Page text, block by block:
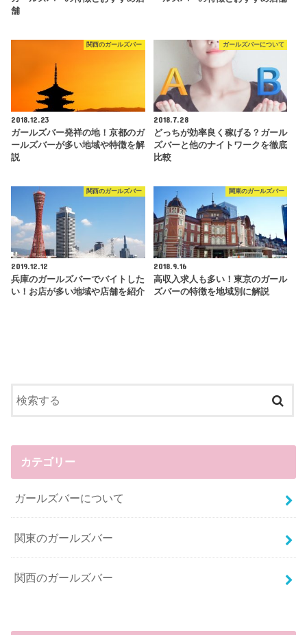
舗
関西のガールズバー
2018.12.23
ガールズバー発祥の地！京都のガ
ールズバーが多い地域や特徴を解
説
ガールズバーについて
2018.7.28
どっちが効率良く稼げる？ガール
ズバーと他のナイトワークを徹底
比較
関西のガールズバー
2019.12.12
兵庫のガールズバーでバイトした
い！お店が多い地域や店舗を紹介
関東のガールズバー
2018.9.16
高収入求人も多い！東京のガール
ズバーの特徴を地域別に解説
カテゴリー
ガールズバーについて
関東のガールズバー
関西のガールズバー